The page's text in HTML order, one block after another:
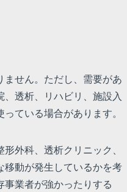
ません。ただし、需要があ
透析、リハビリ、施設入
ている場合があります。
外科、透析クリニック、
移動が発生しているかを考
事業者が強かったりする